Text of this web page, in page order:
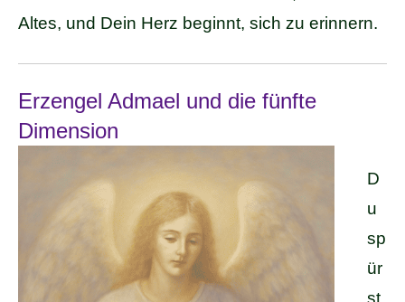
Altes, und Dein Herz beginnt, sich zu erinnern.
Erzengel Admael und die fünfte
Dimension
D
u
sp
ür
st